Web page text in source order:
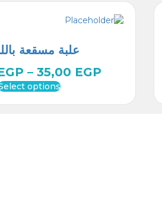
علبة مسقعة
35,00 EGP
–
options